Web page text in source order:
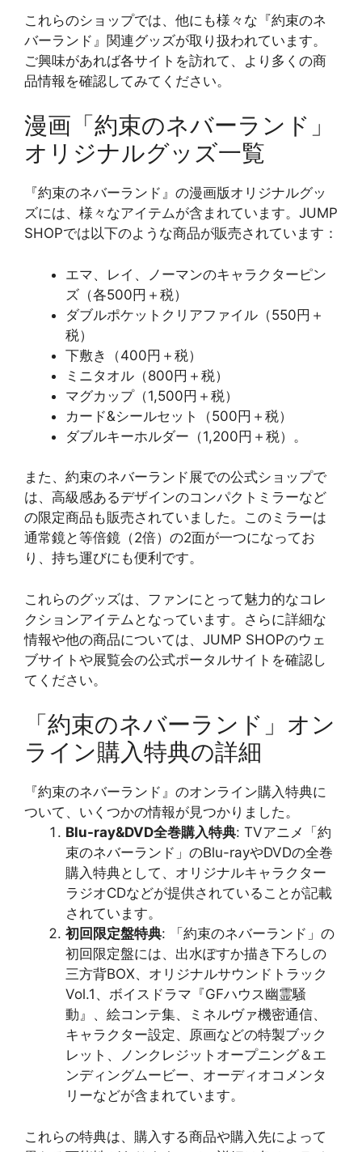
これらのショップでは、他にも様々な『約束のネ
バーランド』関連グッズが取り扱われています。
ご興味があれば各サイトを訪れて、より多くの商
品情報を確認してみてください。
漫画「約束のネバーランド」
オリジナルグッズ一覧
『約束のネバーランド』の漫画版オリジナルグッ
ズには、様々なアイテムが含まれています。JUMP
SHOPでは以下のような商品が販売されています：
エマ、レイ、ノーマンのキャラクターピン
ズ（各500円＋税）
ダブルポケットクリアファイル（550円＋
税）
下敷き（400円＋税）
ミニタオル（800円＋税）
マグカップ（1,500円＋税）
カード&シールセット（500円＋税）
ダブルキーホルダー（1,200円＋税）​​。
また、約束のネバーランド展での公式ショップで
は、高級感あるデザインのコンパクトミラーなど
の限定商品も販売されていました。このミラーは
通常鏡と等倍鏡（2倍）の2面が一つになってお
り、持ち運びにも便利です​​。
これらのグッズは、ファンにとって魅力的なコレ
クションアイテムとなっています。さらに詳細な
情報や他の商品については、JUMP SHOPのウェ
ブサイトや展覧会の公式ポータルサイトを確認し
てください。
「約束のネバーランド」オン
ライン購入特典の詳細
『約束のネバーランド』のオンライン購入特典に
ついて、いくつかの情報が見つかりました。
Blu-ray&DVD全巻購入特典: TVアニメ「約
束のネバーランド」のBlu-rayやDVDの全巻
購入特典として、オリジナルキャラクター
ラジオCDなどが提供されていることが記載
されています​​。
初回限定盤特典: 「約束のネバーランド」の
初回限定盤には、出水ぽすか描き下ろしの
三方背BOX、オリジナルサウンドトラック
Vol.1、ボイスドラマ『GFハウス幽霊騒
動』、絵コンテ集、ミネルヴァ機密通信、
キャラクター設定、原画などの特製ブック
レット、ノンクレジットオープニング＆エ
ンディングムービー、オーディオコメンタ
リーなどが含まれています​​。
これらの特典は、購入する商品や購入先によって